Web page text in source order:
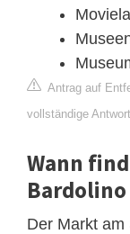
Antrag auf
vollständige
Wann
Bardolino
Der Markt